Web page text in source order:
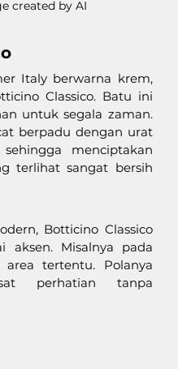
created by AI
Italy berwarna krem,
Classico. Batu ini
untuk segala zaman.
berpadu dengan urat
menciptakan
terlihat sangat bersih
Botticino Classico
aksen. Misalnya pada
tertentu. Polanya
perhatian tanpa